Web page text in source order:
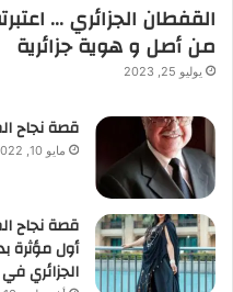
القفطان الجزائري …
من أصل و هوية جزائرية
يوليو 25, 2023
قصة نجاح
مايو 10, 2022
قصة نجاح
أول مؤثرة
الجزائري في